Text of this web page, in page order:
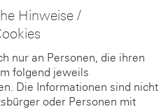
Hinweise /
nur an Personen, die ihren
folgend jeweils
Die Informationen sind nicht
oder Personen mit